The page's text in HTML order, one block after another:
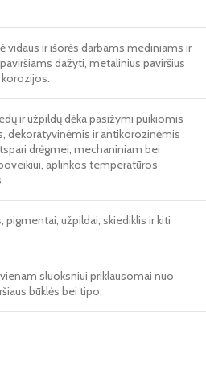
vidaus ir išorės darbams mediniams ir
dažyti, metalinius paviršius
ir užpildų dėka pasižymi puikiomis
dekoratyvinėmis ir antikorozinėmis
drėgmei, mechaniniam bei
aplinkos temperatūros
pigmentai, užpildai, skiediklis ir kiti
sluoksniui priklausomai nuo
būklės bei tipo.